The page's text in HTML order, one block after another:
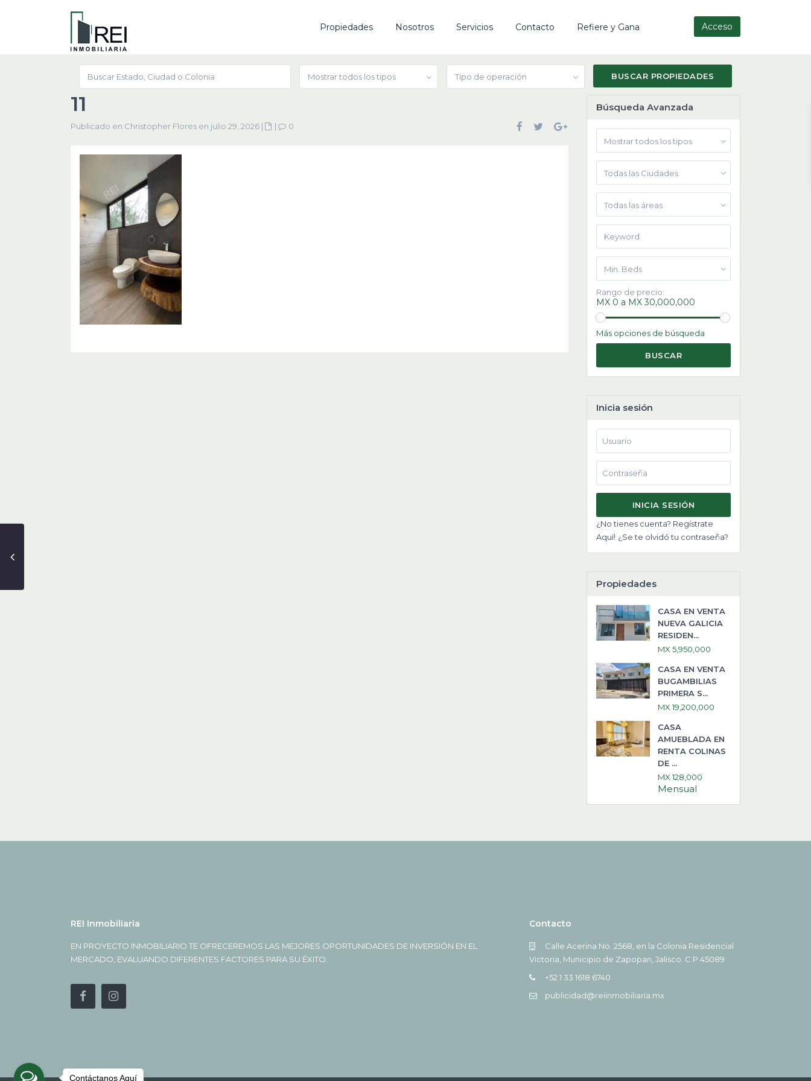
Acceso
Propiedades Nosotros Servicios Contacto Refiere y Gana
Mostrar todos los tipos Tipo de operación
11
Publicado en Christopher Flores en julio 29, 2026 | | 0
Búsqueda Avanzada
Mostrar todos los tipos
Todas las Ciudades
Todas las áreas
Min. Beds
Rango de precio:
MX 0 a MX 30,000,000
Más opciones de búsqueda
BUSCAR
Inicia sesión
INICIA SESIÓN
¿No tienes cuenta? Regístrate
Aquí! ¿Se te olvidó tu contraseña?
Propiedades
CASA EN VENTA
NUEVA GALICIA
RESIDEN...
MX 5,950,000
CASA EN VENTA
BUGAMBILIAS
PRIMERA S...
MX 19,200,000
CASA
AMUEBLADA EN
RENTA COLINAS
DE ...
MX 128,000
Mensual
REI Inmobiliaria
EN PROYECTO INMOBILIARIO TE OFRECEREMOS LAS MEJORES OPORTUNIDADES DE INVERSIÓN EN EL
MERCADO, EVALUANDO DIFERENTES FACTORES PARA SU ÉXITO.
Contacto
Calle Acerina No. 2568, en la Colonia Residencial
Victoria, Municipio de Zapopan, Jalisco. C.P 45089
+52 1 33 1618 6740
publicidad@reiinmobiliaria.mx
Contáctanos Aquí